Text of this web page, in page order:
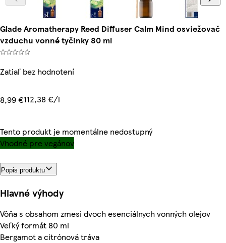
Glade Aromatherapy Reed Diffuser Calm Mind osviežovač
vzduchu vonné tyčinky 80 ml
Zatiaľ bez hodnotení
8,99 €112,38 €/l
Tento produkt je momentálne nedostupný
Vhodné pre vegánov
Popis produktu
Hlavné výhody
Vôňa s obsahom zmesi dvoch esenciálnych vonných olejov
Veľký formát 80 ml
Bergamot a citrónová tráva